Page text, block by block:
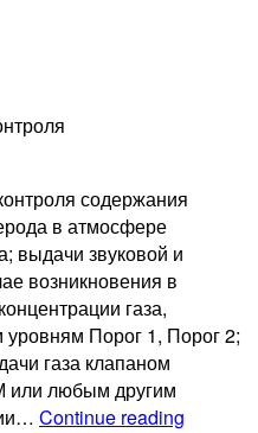
содержания
в атмосфере
выдачи звуковой и
возникновения в
газа,
Порог 1, Порог 2;
газа клапаном
любым другим
Continue reading